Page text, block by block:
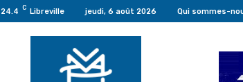
24.4 C Libreville jeudi, 6 août 2026 Qui sommes-